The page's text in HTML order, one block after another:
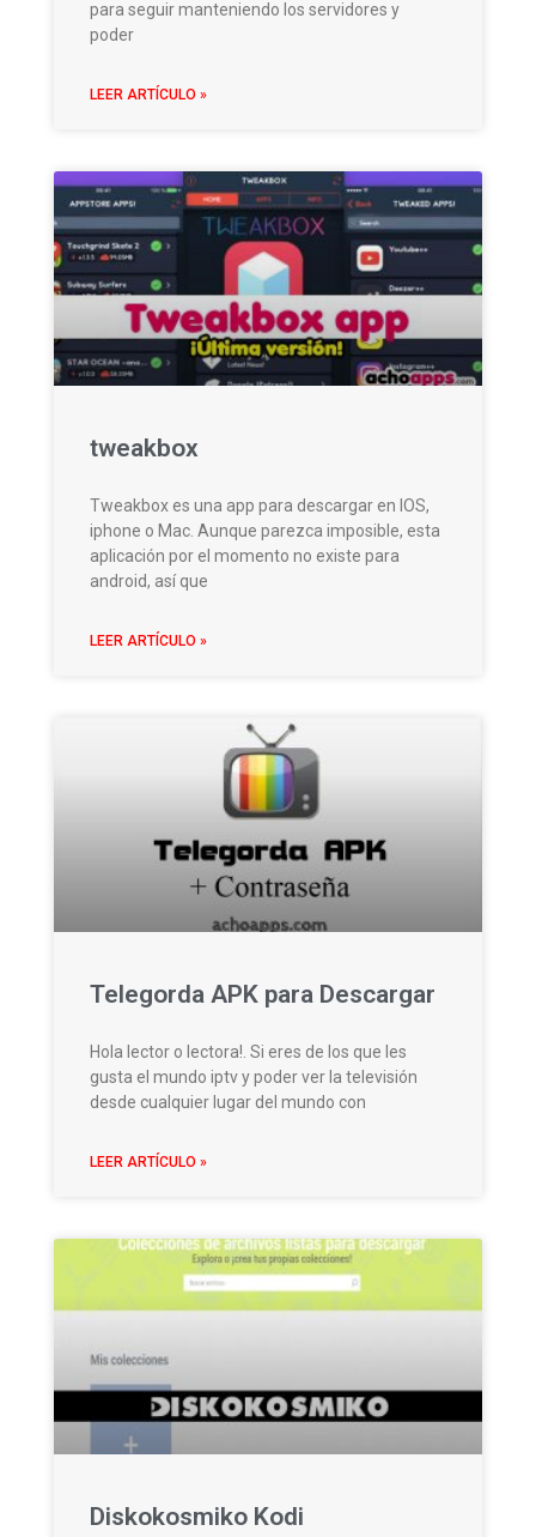
para seguir manteniendo los servidores y
poder
LEER ARTÍCULO »
tweakbox
Tweakbox es una app para descargar en IOS,
iphone o Mac. Aunque parezca imposible, esta
aplicación por el momento no existe para
android, así que
LEER ARTÍCULO »
Telegorda APK para Descargar
Hola lector o lectora!. Si eres de los que les
gusta el mundo iptv y poder ver la televisión
desde cualquier lugar del mundo con
LEER ARTÍCULO »
Diskokosmiko Kodi